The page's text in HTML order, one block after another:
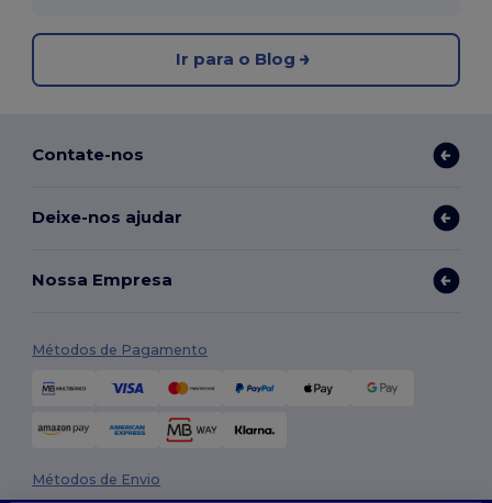
Ir para o Blog
Contate-nos
Deixe-nos ajudar
Nossa Empresa
Métodos de Pagamento
Métodos de Envio